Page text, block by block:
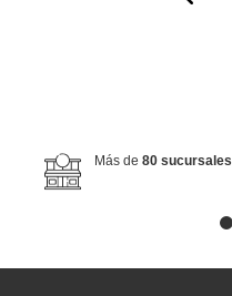
Más de 80 sucursales